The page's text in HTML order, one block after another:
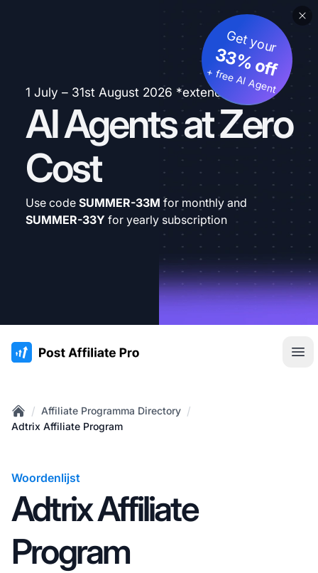
1 July – 31st August 2026 *extended
AI Agents at Zero
Cost
Get your
33% off
+ free AI Agent
Use code SUMMER-33M for monthly and
SUMMER-33Y for yearly subscription
:site.title
Home
/ Affiliate Programma Directory /
Adtrix Affiliate Program
Woordenlijst
Adtrix Affiliate
Program